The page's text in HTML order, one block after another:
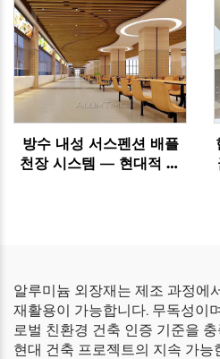
방수 내성 서스펜션 배플
천장 시스템 — 현대적 실
알루미늄 외장재는 제조 과정에
재활용이 가능합니다. 무독성이
로벌 친환경 건축 인증 기준을
현대 건축 프로젝트의 지속 가능